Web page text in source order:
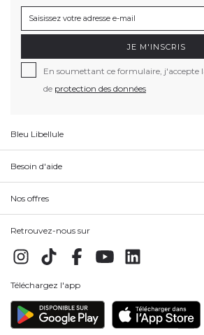
JE M'INSCRIS
En soumettant ce formulaire, j'accepte
de protection des données
Bleu Libellule
Besoin d'aide
Nos offres
Retrouvez-nous sur
Téléchargez l'app